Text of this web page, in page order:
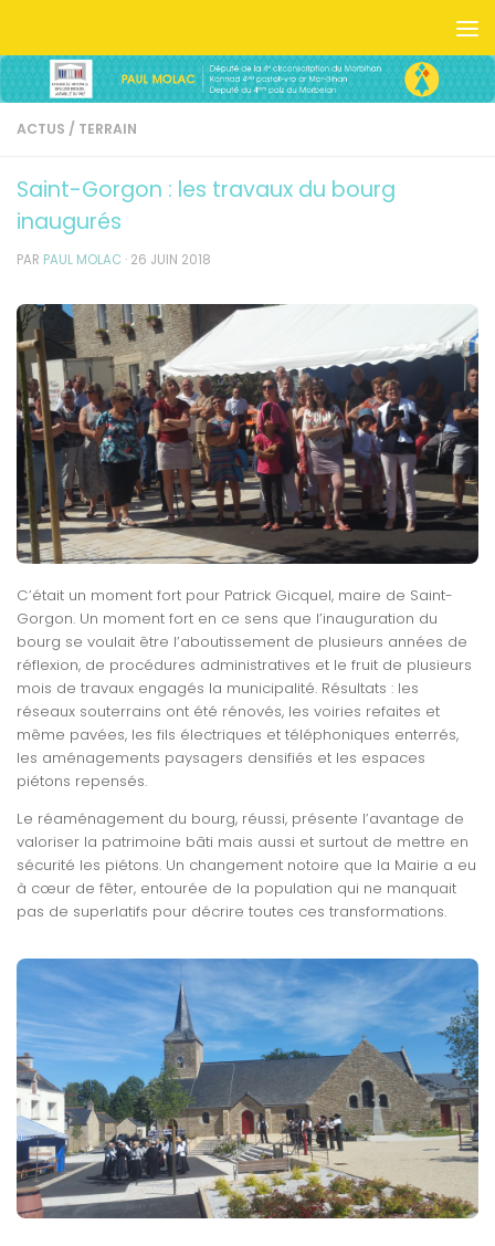
ACTUS / TERRAIN
Saint-Gorgon : les travaux du bourg
inaugurés
PAR PAUL MOLAC · 26 JUIN 2018
C’était un moment fort pour Patrick Gicquel, maire de Saint-
Gorgon. Un moment fort en ce sens que l’inauguration du
bourg se voulait être l’aboutissement de plusieurs années de
réflexion, de procédures administratives et le fruit de plusieurs
mois de travaux engagés la municipalité. Résultats : les
réseaux souterrains ont été rénovés, les voiries refaites et
même pavées, les fils électriques et téléphoniques enterrés,
les aménagements paysagers densifiés et les espaces
piétons repensés.
Le réaménagement du bourg, réussi, présente l’avantage de
valoriser la patrimoine bâti mais aussi et surtout de mettre en
sécurité les piétons. Un changement notoire que la Mairie a eu
à cœur de fêter, entourée de la population qui ne manquait
pas de superlatifs pour décrire toutes ces transformations.